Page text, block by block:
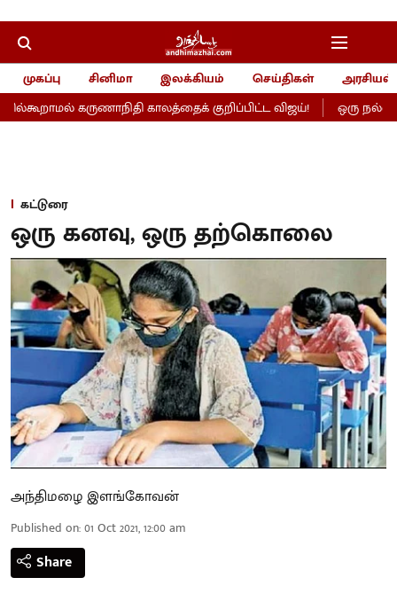
முகப்பு சினிமா இலக்கியம் செய்திகள்
அரசியல்
கருணாநிதி காலத்தைக் குறிப்பிட்ட விஜய்!
ஒரு நல்ல
கட்டுரை
ஒரு கனவு, ஒரு தற்கொலை
அந்திமழை இளங்கோவன்
Published on:01 Oct 2021, 12:00 am
Share